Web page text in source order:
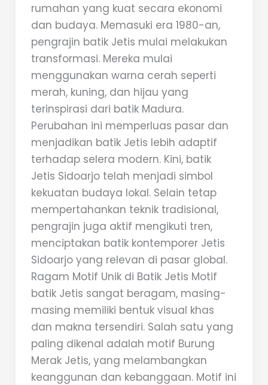
rumahan yang kuat secara ekonomi
dan budaya. Memasuki era 1980-an,
pengrajin batik Jetis mulai melakukan
transformasi. Mereka mulai
menggunakan warna cerah seperti
merah, kuning, dan hijau yang
terinspirasi dari batik Madura.
Perubahan ini memperluas pasar dan
menjadikan batik Jetis lebih adaptif
terhadap selera modern. Kini, batik
Jetis Sidoarjo telah menjadi simbol
kekuatan budaya lokal. Selain tetap
mempertahankan teknik tradisional,
pengrajin juga aktif mengikuti tren,
menciptakan batik kontemporer Jetis
Sidoarjo yang relevan di pasar global.
Ragam Motif Unik di Batik Jetis Motif
batik Jetis sangat beragam, masing-
masing memiliki bentuk visual khas
dan makna tersendiri. Salah satu yang
paling dikenal adalah motif Burung
Merak Jetis, yang melambangkan
keanggunan dan kebanggaan. Motif ini